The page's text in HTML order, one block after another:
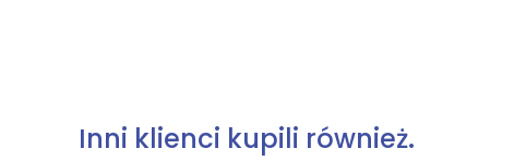
Inni klienci kupili również.